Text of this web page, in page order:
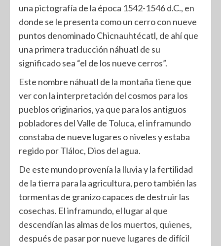
una pictografía de la época 1542-1546 d.C., en
donde se le presenta como un cerro con nueve
puntos denominado Chicnauhtécatl, de ahí que
una primera traducción náhuatl de su
significado sea “el de los nueve cerros”.
Este nombre náhuatl de la montaña tiene que
ver con la interpretación del cosmos para los
pueblos originarios, ya que para los antiguos
pobladores del Valle de Toluca, el inframundo
constaba de nueve lugares o niveles y estaba
regido por Tláloc, Dios del agua.
De este mundo provenía la lluvia y la fertilidad
de la tierra para la agricultura, pero también las
tormentas de granizo capaces de destruir las
cosechas. El inframundo, el lugar al que
descendían las almas de los muertos, quienes,
después de pasar por nueve lugares de difícil